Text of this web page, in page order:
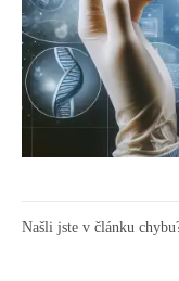
Našli jste v článku